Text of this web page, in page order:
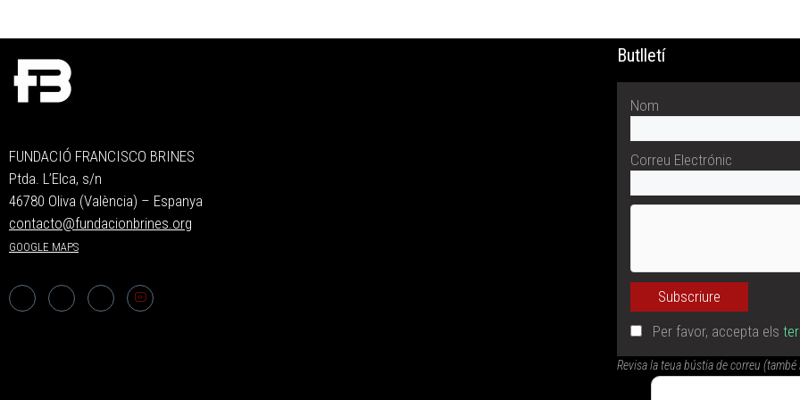
FUNDACIÓ FRANCISCO BRINES
Ptda. L’Elca, s/n
46780 Oliva (València) – Espanya
contacto@fundacionbrines.org
GOOGLE MAPS
Butlletí
Nom
Correu Electrónic
Per favor, accepta els
Revisa la teua bústia de correu